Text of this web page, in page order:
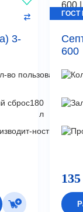
3-
во пользователей
сброс180
л
ность
0,5
600
ГОСТ